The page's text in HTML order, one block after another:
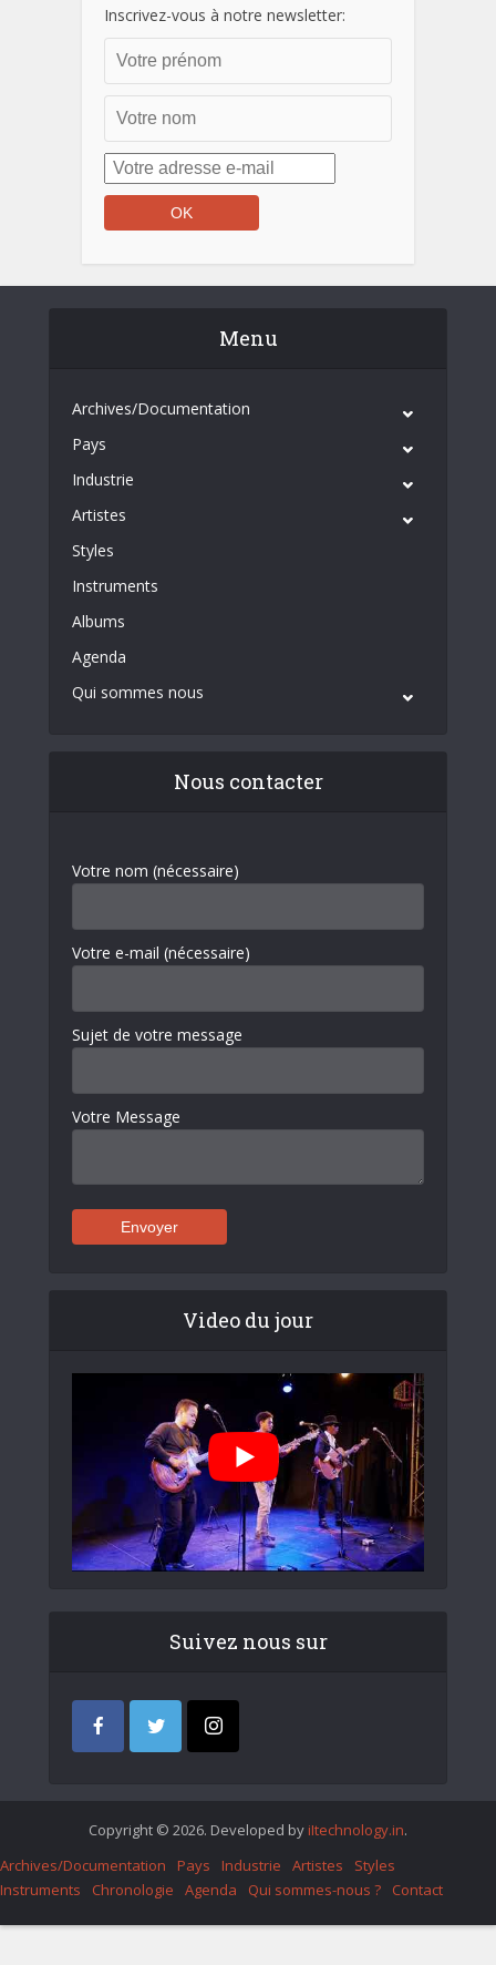
Inscrivez-vous à notre newsletter:
Menu
Archives/Documentation
Pays
Industrie
Artistes
Styles
Instruments
Albums
Agenda
Qui sommes nous
Nous contacter
Votre nom (nécessaire)
Votre e-mail (nécessaire)
Sujet de votre message
Votre Message
Video du jour
Suivez nous sur
Copyright © 2026. Developed by iItechnology.in.
Archives/Documentation
Pays Industrie Artistes
Styles
Instruments
Chronologie Agenda Qui sommes-nous ? Contact